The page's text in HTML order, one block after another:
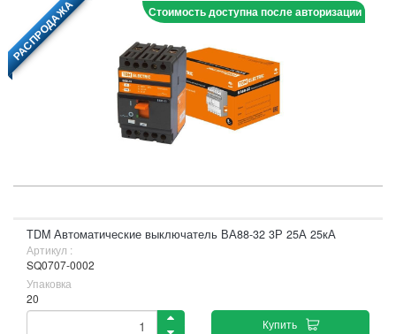
РАСПРОДАЖА Стоимость доступна после авторизации
TDM Автоматические выключатель ВА88-32 3Р 25А 25кА
Артикул :
SQ0707-0002
Упаковка
20
Купить